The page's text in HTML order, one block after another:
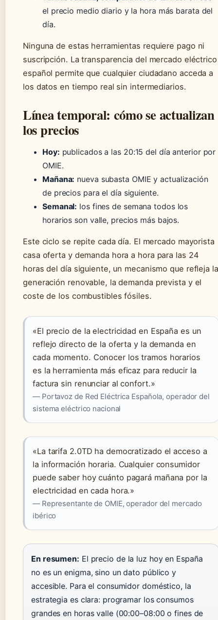
el precio medio diario y la hora más barata del
día.
Ninguna de estas herramientas requiere pago ni
suscripción. La transparencia del mercado eléctrico
español permite que cualquier ciudadano acceda a
los datos en tiempo real sin intermediarios.
Línea temporal: cómo se actualizan
los precios
Hoy: publicados a las 20:15 del día anterior por
OMIE.
Mañana: nueva subasta OMIE y actualización
de precios para el día siguiente.
Semanal: los fines de semana todos los
horarios son valle, precios más bajos.
Este ciclo se repite cada día. El mercado mayorista
casa oferta y demanda hora a hora para las 24
horas del día siguiente, un mecanismo que refleja la
generación renovable, la demanda prevista y el
coste de los combustibles fósiles.
«El precio de la electricidad en España es un
reflejo directo de la oferta y la demanda en
cada momento. Conocer los tramos horarios
es la herramienta más eficaz para reducir la
factura sin renunciar al confort.»
— Portavoz de Red Eléctrica Española, operador del
sistema eléctrico nacional
«La tarifa 2.0TD ha democratizado el acceso a
la información horaria. Cualquier consumidor
puede saber hoy cuánto pagará mañana por la
electricidad en cada hora.»
— Representante de OMIE, operador del mercado
ibérico
En resumen: El precio de la luz hoy en España
no es un enigma, sino un dato público y
accesible. Para el consumidor doméstico, la
estrategia es clara: programar los consumos
grandes en horas valle (00:00–08:00 o fines de